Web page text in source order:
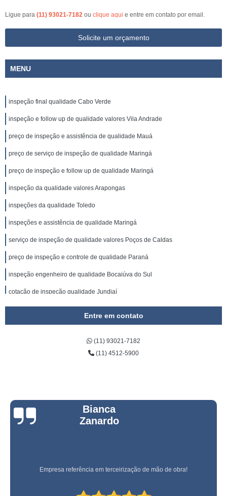
Ligue para (11) 93021-7182 ou clique aqui e entre em contato por email.
Solicite um orçamento
MENU
inspeção final qualidade Cabo Verde
inspeção e follow up de qualidade valores Vila Andrade
preço de inspeção e assistência de qualidade Mauá
preço de serviço de inspeção de qualidade Maringá
preço de inspeção e follow up de qualidade Maringá
inspeção da qualidade valores Arapongas
inspeções da qualidade Toledo
inspeções e assistência de qualidade Maringá
serviço de inspeção de qualidade valores Poços de Caldas
preço de inspeção e controle de qualidade Paraná
inspeção engenheiro de qualidade Bocaiúva do Sul
cotação de inspeção qualidade Jundiaí
inspeção e assistência de qualidade SCS
inspeção qualidade valores Embu das Artes
serviço de inspeção de qualidade Marília
Entre em contato
(11) 93021-7182
(11) 4512-5900
Bianca
Zanardo
Empresa referência em terceirização de mão de obra!